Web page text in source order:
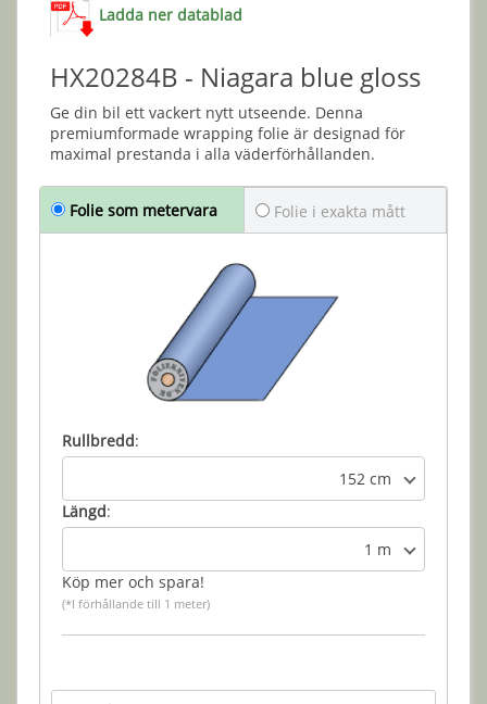
Ladda ner datablad
HX20284B - Niagara blue gloss
Ge din bil ett vackert nytt utseende. Denna
premiumformade wrapping folie är designad för
maximal prestanda i alla väderförhållanden.
Folie som metervara Folie i exakta mått
Rullbredd:
152 cm
Längd:
1 m
Köp mer och spara!
(*I förhållande till 1 meter)